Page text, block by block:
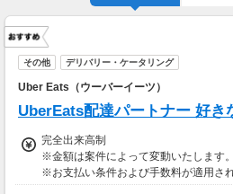
その他 デリバリー・ケータリング
Uber Eats（ウーバーイーツ）
UberEats配達パートナー 好き
完全出来高制
※金額は案件によって変動いたします。
※お支払い条件および手数料が適用さ